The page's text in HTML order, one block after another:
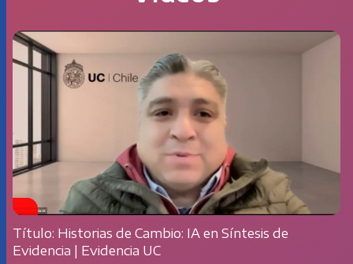
Título: Historias de Cambio: IA en Síntesis de
Evidencia | Evidencia UC